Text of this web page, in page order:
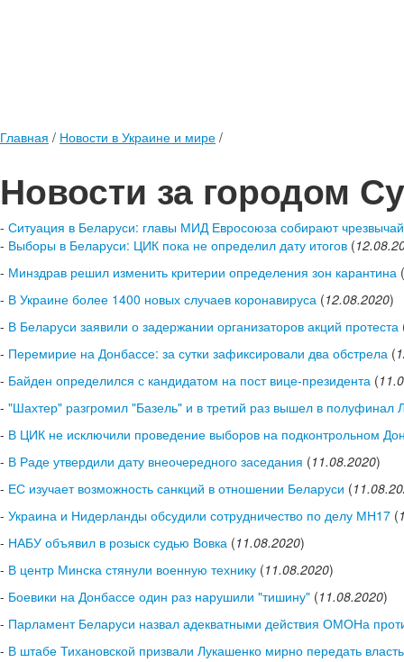
Главная / Новости в Украине и мире /
Новости за городом
- Ситуация в Беларуси: главы МИД Евросоюза собирают
- Выборы в Беларуси: ЦИК пока не определил дату итогов (
- Минздрав решил изменить критерии определения зон карантина (
- В Украине более 1400 новых случаев коронавируса (12.08.2020)
- В Беларуси заявили о задержании организаторов акций протеста
- Перемирие на Донбассе: за сутки зафиксировали два обстрела (
- Байден определился с кандидатом на пост вице-президента (
- "Шахтер" разгромил "Базель" и в третий раз вышел в полуфинал
- В ЦИК не исключили проведение выборов на подконтрольном
- В Раде утвердили дату внеочередного заседания (11.08.2020)
- ЕС изучает возможность санкций в отношении Беларуси (
- Украина и Нидерланды обсудили сотрудничество по делу МН17 (
- НАБУ объявил в розыск судью Вовка (11.08.2020)
- В центр Минска стянули военную технику (11.08.2020)
- Боевики на Донбассе один раз нарушили "тишину" (11.08.2020)
- Парламент Беларуси назвал адекватными действия ОМОНа
- В штабе Тихановской призвали Лукашенко мирно передать